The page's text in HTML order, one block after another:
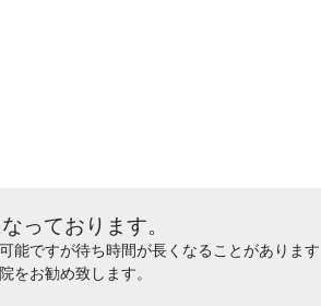
っております。
能ですが待ち時間が長くなることがあります
をお勧め致します。